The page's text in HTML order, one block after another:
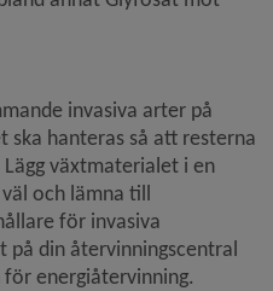
invasiva arter på
ska hanteras så att resterna
växtmaterialet i en
och lämna till
för invasiva
på din återvinningscentral
energiåtervinning.